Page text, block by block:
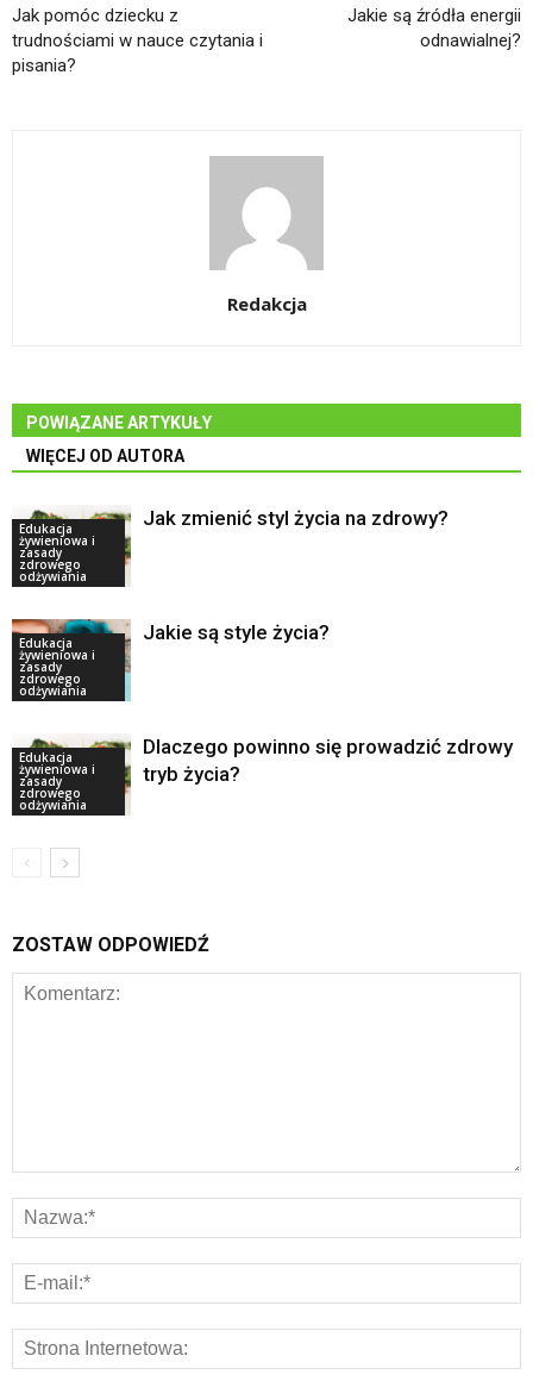
Jak pomóc dziecku z
trudnościami w nauce czytania i
pisania?
Jakie są źródła energii
odnawialnej?
Redakcja
POWIĄZANE ARTYKUŁY
WIĘCEJ OD AUTORA
Edukacja
żywieniowa i
zasady
zdrowego
odżywiania
Jak zmienić styl życia na zdrowy?
Edukacja
żywieniowa i
zasady
zdrowego
odżywiania
Jakie są style życia?
Edukacja
żywieniowa i
zasady
zdrowego
odżywiania
Dlaczego powinno się prowadzić zdrowy
tryb życia?
ZOSTAW ODPOWIEDŹ